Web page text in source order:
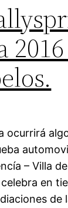
ocurrirá
– Villa
en
de